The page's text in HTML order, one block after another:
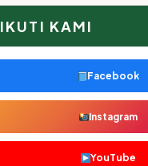
IKUTI KAMI
Facebook
Instagram
YouTube